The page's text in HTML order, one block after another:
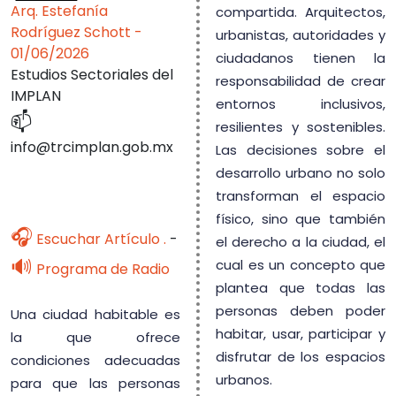
Arq. Estefanía
Rodríguez Schott -
01/06/2026
Estudios Sectoriales del
IMPLAN
📫
info@trcimplan.gob.mx
🎧 Escuchar Artículo . -
🔊 Programa de Radio
Una ciudad habitable es
la que ofrece
condiciones adecuadas
para que las personas
compartida. Arquitectos,
urbanistas, autoridades y
ciudadanos tienen la
responsabilidad de crear
entornos inclusivos,
resilientes y sostenibles.
Las decisiones sobre el
desarrollo urbano no solo
transforman el espacio
físico, sino que también
el derecho a la ciudad, el
cual es un concepto que
plantea que todas las
personas deben poder
habitar, usar, participar y
disfrutar de los espacios
urbanos.